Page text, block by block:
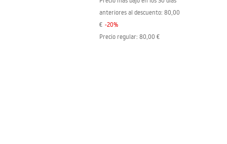
anteriores al descuento: 80,00
€ -20%
Precio regular: 80,00 €